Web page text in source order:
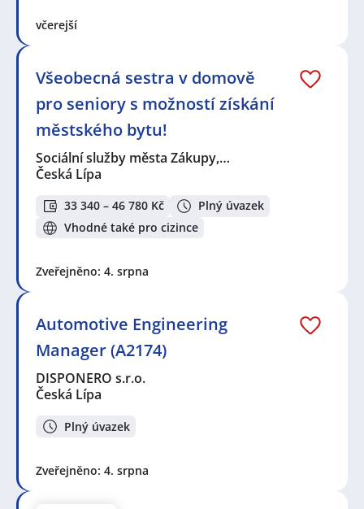
včerejší
Všeobecná sestra v domově
pro seniory s možností získání
městského bytu!
Sociální služby města Zákupy,…
Česká Lípa
33 340 – 46 780 Kč
Plný úvazek
Vhodné také pro cizince
Zveřejněno: 4. srpna
Automotive Engineering
Manager (A2174)
DISPONERO s.r.o.
Česká Lípa
Plný úvazek
Zveřejněno: 4. srpna